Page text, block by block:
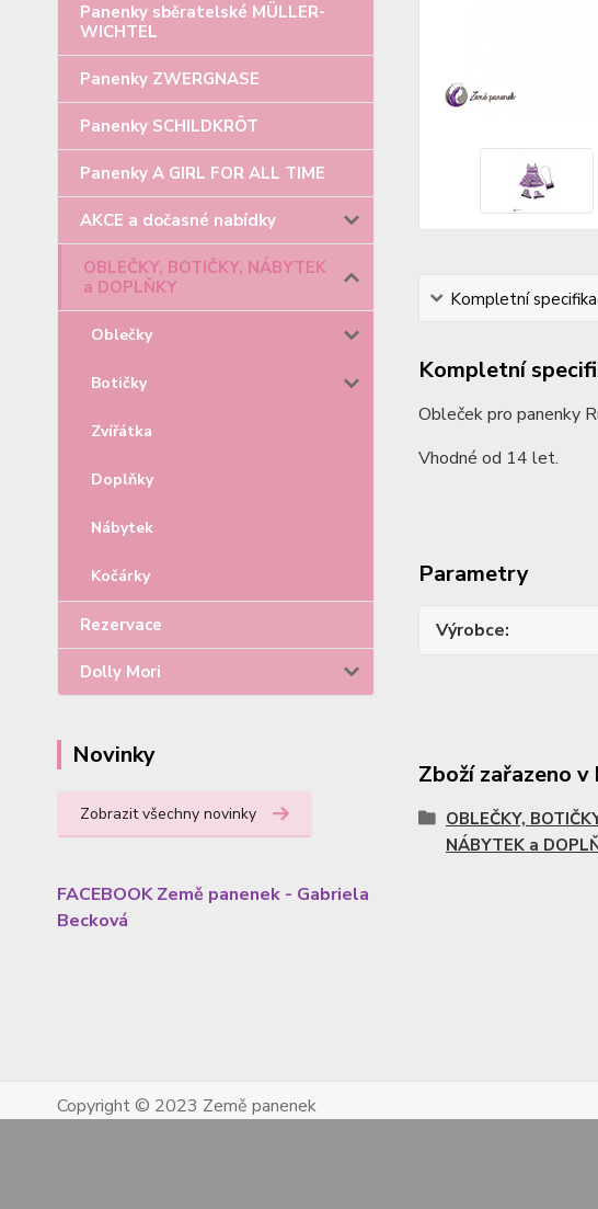
Panenky sběratelské MÜLLER-
WICHTEL
Panenky ZWERGNASE
Panenky SCHILDKRÖT
Panenky A GIRL FOR ALL TIME
AKCE a dočasné nabídky
OBLEČKY, BOTIČKY, NÁBYTEK
a DOPLŇKY
Oblečky
Botičky
Zvířátka
Doplňky
Nábytek
Kočárky
Rezervace
Dolly Mori
Novinky
Zobrazit všechny novinky
FACEBOOK Země panenek - Gabriela
Becková
Kompletní
Kompletní
Obleček pro panenky
Vhodné od 14 let.
Parametry
Výrobce
Zboží zařazeno
OBLEČKY,
NÁBYTEK a
Copyright © 2023 Země panenek